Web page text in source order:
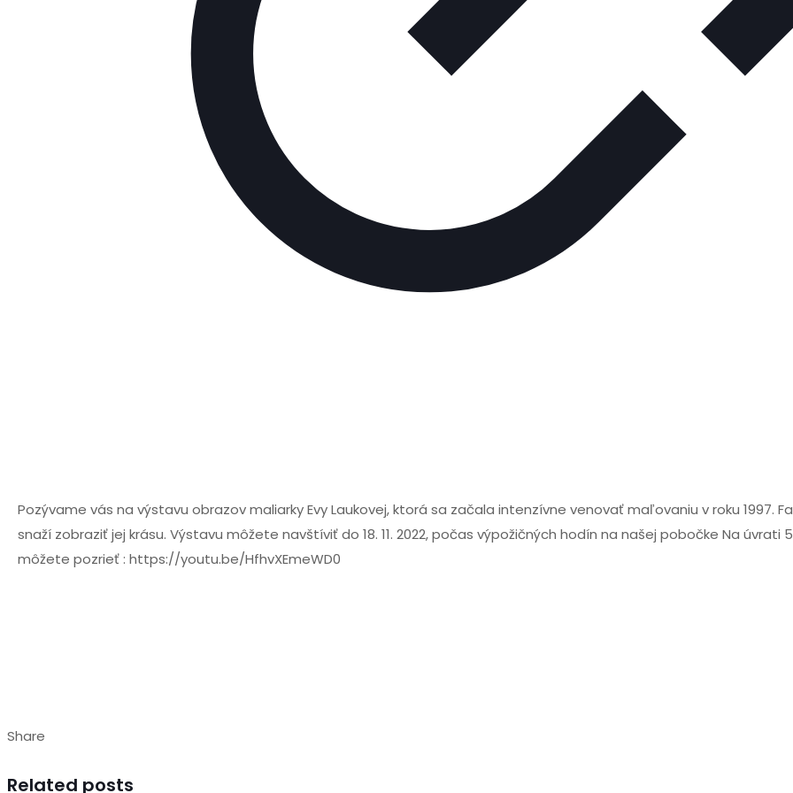
Pozývame vás na výstavu obrazov maliarky Evy Laukovej, ktorá sa začala intenzívne venovať maľovaniu v roku 1997.
snaží zobraziť jej krásu. Výstavu môžete navštíviť do 18. 11. 2022, počas výpožičných hodín na našej pobočke Na úvrati
môžete pozrieť : https://youtu.be/HfhvXEmeWD0
Share
Related posts